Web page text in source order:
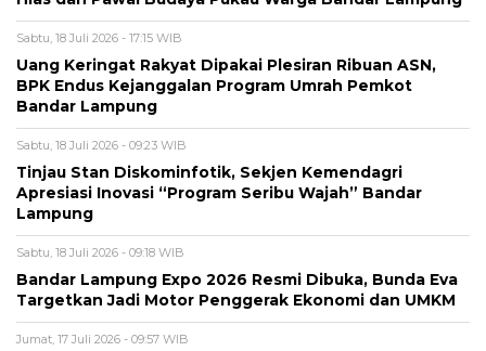
Sabtu, 18 Juli 2026 - 17:15 WIB
Uang Keringat Rakyat Dipakai Plesiran Ribuan ASN,
BPK Endus Kejanggalan Program Umrah Pemkot
Bandar Lampung
Sabtu, 18 Juli 2026 - 09:23 WIB
Tinjau Stan Diskominfotik, Sekjen Kemendagri
Apresiasi Inovasi “Program Seribu Wajah” Bandar
Lampung
Sabtu, 18 Juli 2026 - 09:18 WIB
Bandar Lampung Expo 2026 Resmi Dibuka, Bunda Eva
Targetkan Jadi Motor Penggerak Ekonomi dan UMKM
Jumat, 17 Juli 2026 - 09:57 WIB